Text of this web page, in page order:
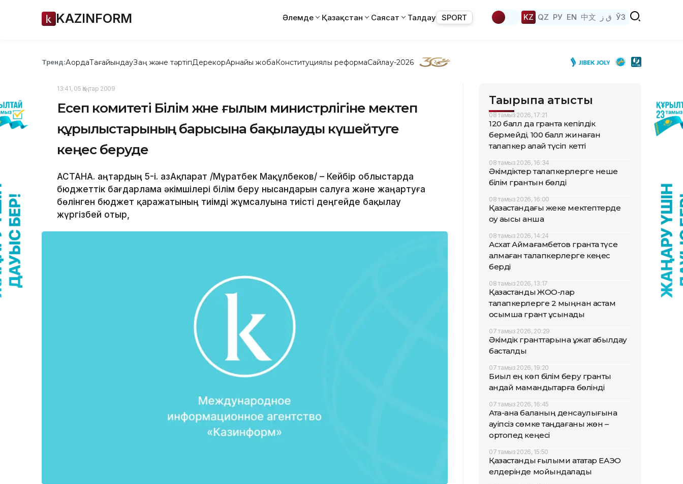
KAZINFORM Әлемде Қазақстан Саясат Талдау SPORT KZ QZ РУ EN 中文 ق ز ЎЗ
Тренд:АқордаТағайындауЗаң және тәртіпДерекқорАрнайы жобаКонституциялық реформаСайлау-2026
13:41, 05 Қаңтар 2009
Есеп комитеті Білім және ғылым министрлігіне мектеп
құрылыстарының барысына бақылауды күшейтуге
кеңес беруде
АСТАНА. Қаңтардың 5-і. ҚазАқпарат /Мұратбек Мақұлбеков/ – Кейбір облыстарда
бюджеттік бағдарлама әкімшілері білім беру нысандарын салуға және жаңартуға
бөлінген бюджет қаражатының тиімді жұмсалуына тиісті деңгейде бақылау
жүргізбей отыр,
Тақырыпқа қатысты
08 тамыз 2026, 17:21
120 балл да грантқа кепілдік
бермейді, 100 балл жинаған
талапкер қалай түсіп кетті
08 тамыз 2026, 16:34
Әкімдіктер талапкерлерге неше
білім грантын бөлді
08 тамыз 2026, 16:00
Қазақстандағы жеке мектептерде
оқу ақысы қанша
08 тамыз 2026, 14:24
Асхат Аймағамбетов грантқа түсе
алмаған талапкерлерге кеңес
берді
08 тамыз 2026, 13:17
Қазақстандық ЖОО-лар
талапкерлерге 2 мыңнан астам
қосымша грант ұсынады
07 тамыз 2026, 20:29
Әкімдік гранттарына құжат қабылдау
басталды
07 тамыз 2026, 19:20
Биыл ең көп білім беру гранты
қандай мамандықтарға бөлінді
07 тамыз 2026, 16:45
Ата-ана баланың денсаулығына
қауіпсіз сөмке таңдағаны жөн –
ортопед кеңесі
07 тамыз 2026, 15:50
Қазақстандық ғылыми атақтар ЕАЭО
елдерінде мойындалады